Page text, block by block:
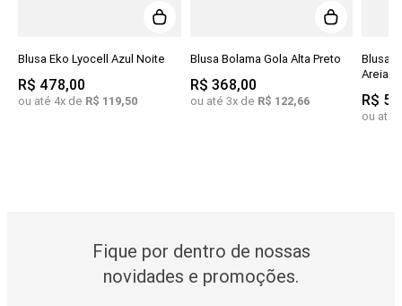
Blusa Eko Lyocell Azul Noite
R$ 478,00
ou até 4x de R$ 119,50
Blusa Bolama Gola Alta Preto
R$ 368,00
ou até 3x de R$ 122,66
Blusa
Areia
R$
ou até
Fique por dentro de nossas
novidades e promoções.